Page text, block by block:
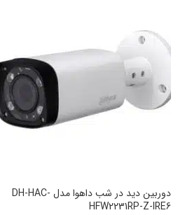
دوربین دید در شب داهوا مدل DH-HAC-
HFW2231RP-Z-IRE6